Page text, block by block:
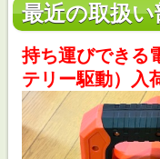
最近の取扱い
持ち運びできる
テリー駆動）入